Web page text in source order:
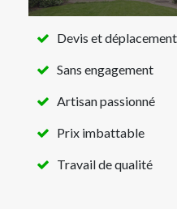
Devis et
Sans engagement
Artisan passionné
Prix imbattable
Travail de qualité